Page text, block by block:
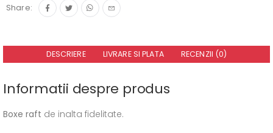
Share:
DESCRIERE LIVRARE SI PLATA RECENZII (0)
Informatii despre produs
Boxe raft de inalta fidelitate.